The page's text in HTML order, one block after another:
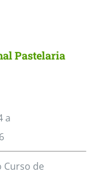
Pastelaria
a
Curso de